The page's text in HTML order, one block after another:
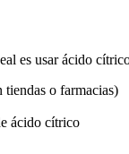
es usar ácido
o farmacias)
ácido cítrico